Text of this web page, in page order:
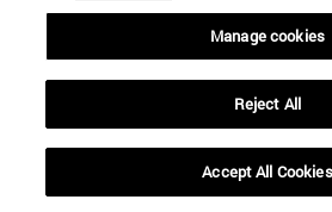
Manage cookies
Reject All
Accept All Cookies